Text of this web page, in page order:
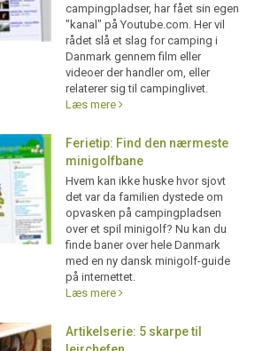
campingpladser, har fået sin egen
"kanal" på Youtube.com. Her vil
rådet slå et slag for camping i
Danmark gennem film eller
videoer der handler om, eller
relaterer sig til campinglivet.
Læs mere
Ferietip: Find den nærmeste
minigolfbane
Hvem kan ikke huske hvor sjovt
det var da familien dystede om
opvasken på campingpladsen
over et spil minigolf? Nu kan du
finde baner over hele Danmark
med en ny dansk minigolf-guide
på internettet.
Læs mere
Artikelserie: 5 skarpe til